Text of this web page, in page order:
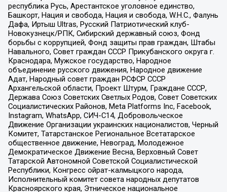
республика Русь, Арестантское уголовное единство,
Башкорт, Нация и свобода, Нация и свобода, W.H.С., Фалунь
Дафа, Иртыш Ultras, Русский Патриотический клуб-
Новокузнецк/РПК, Сибирский державный союз, Фонд
борьбы с коррупцией, Фонд защиты прав граждан, Штабы
Навального, Совет граждан СССР Прикубанского округа г.
Краснодара, Мужское государство, Народное
объединение русского движения, Народное движение
Адат, Народный совет граждан РСФСР СССР
Архангельской области, Проект Штурм, Граждане СССР,
Держава Союз Советских Светлых Родов, Совет Советских
Социалистических Районов, Meta Platforms Inc, Facebook,
Instagram, WhatsApp, СИЧ-С14, Добровольческое
Движение Организации украинских националистов, Черный
Комитет, Татарстанское Региональное Всетатарское
общественное движение, Невоград, Молодежное
Демократическое Движение Весна, Верховный Совет
Татарской Автономной Советской Социалистической
Республики, Конгресс ойрат-калмыцкого народа,
Исполнительный комитет совета народных депутатов
Красноярского края, Этническое национальное